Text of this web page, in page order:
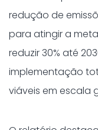
redução de
para atingir a
reduzir 30% até
implementação
viáveis em escala